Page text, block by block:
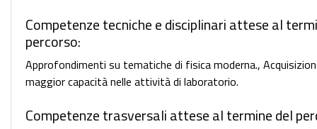
Competenze tecniche e disciplinari attese al
percorso:
Approfondimenti su tematiche di fisica moderna.,
maggior capacità nelle attività di laboratorio.
Competenze trasversali attese al termine del